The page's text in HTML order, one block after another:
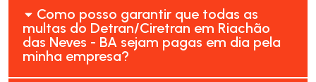
Como posso garantir que todas as
multas do Detran/Ciretran em Riachão
das Neves - BA sejam pagas em dia pela
minha empresa?